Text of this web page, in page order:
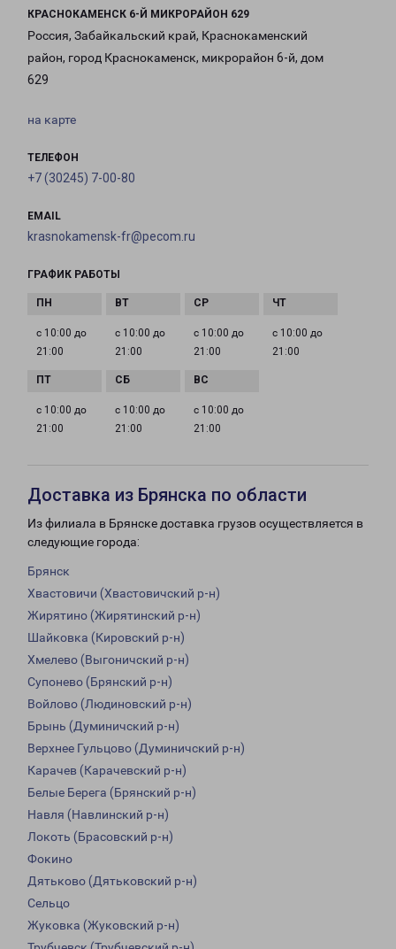
КРАСНОКАМЕНСК 6-Й МИКРОРАЙОН 629
Россия, Забайкальский край, Краснокаменский
район, город Краснокаменск, микрорайон 6-й, дом
629
на карте
ТЕЛЕФОН
+7 (30245) 7-00-80
EMAIL
krasnokamensk-fr@pecom.ru
ГРАФИК РАБОТЫ
с 10:00 до
21:00
с 10:00 до
21:00
с 10:00 до
21:00
с 10:00 до
21:00
с 10:00 до
21:00
с 10:00 до
21:00
с 10:00 до
21:00
Доставка из Брянска по области
Из филиала в Брянске доставка грузов осуществляется в
следующие города:
Брянск
Хвастовичи (Хвастовичский р-н)
Жирятино (Жирятинский р-н)
Шайковка (Кировский р-н)
Хмелево (Выгоничский р-н)
Супонево (Брянский р-н)
Войлово (Людиновский р-н)
Брынь (Думиничский р-н)
Верхнее Гульцово (Думиничский р-н)
Карачев (Карачевский р-н)
Белые Берега (Брянский р-н)
Навля (Навлинский р-н)
Локоть (Брасовский р-н)
Фокино
Дятьково (Дятьковский р-н)
Сельцо
Жуковка (Жуковский р-н)